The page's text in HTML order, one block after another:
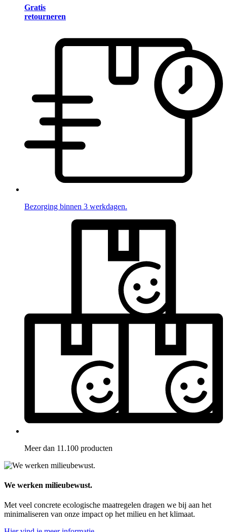
Gratis
retourneren
Bezorging binnen 3 werkdagen.
Meer dan 11.100 producten
We werken milieubewust.
Met veel concrete ecologische maatregelen dragen we bij aan het
minimaliseren van onze impact op het milieu en het klimaat.